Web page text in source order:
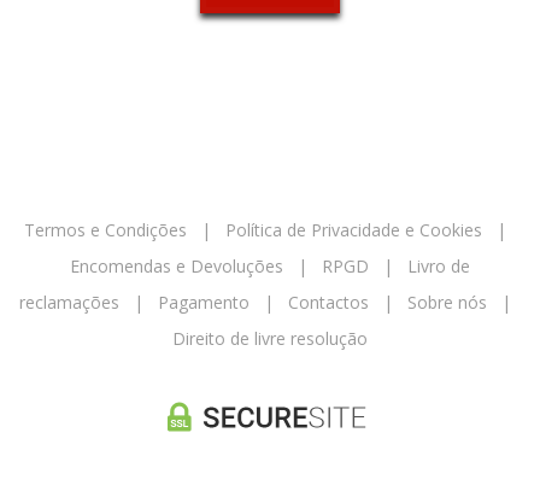
Termos e Condições | Política de Privacidade e Cookies |
Encomendas e Devoluções | RPGD |
Livro de
reclamações | Pagamento | Contactos | Sobre nós |
Direito de livre resolução